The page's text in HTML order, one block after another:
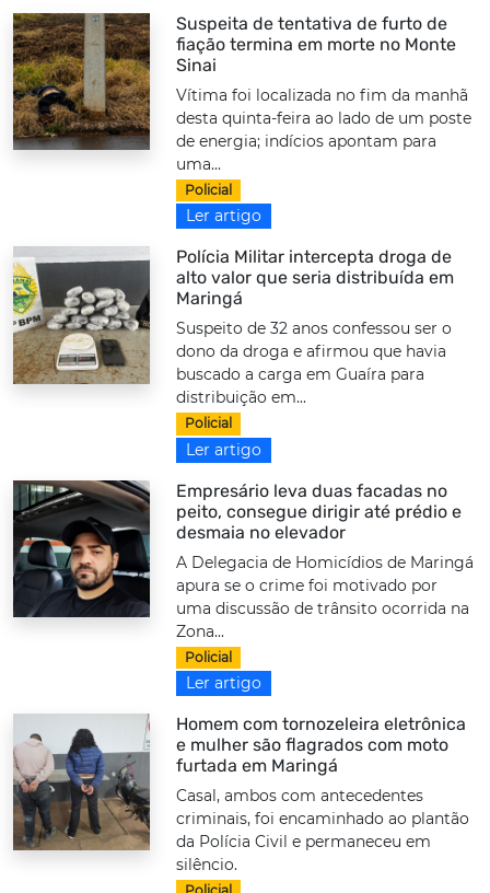
Suspeita de tentativa de furto de
fiação termina em morte no Monte
Sinai
Vítima foi localizada no fim da manhã
desta quinta-feira ao lado de um poste
de energia; indícios apontam para
uma...
Policial
Ler artigo
Polícia Militar intercepta droga de
alto valor que seria distribuída em
Maringá
Suspeito de 32 anos confessou ser o
dono da droga e afirmou que havia
buscado a carga em Guaíra para
distribuição em...
Policial
Ler artigo
Empresário leva duas facadas no
peito, consegue dirigir até prédio e
desmaia no elevador
A Delegacia de Homicídios de Maringá
apura se o crime foi motivado por
uma discussão de trânsito ocorrida na
Zona...
Policial
Ler artigo
Homem com tornozeleira eletrônica
e mulher são flagrados com moto
furtada em Maringá
Casal, ambos com antecedentes
criminais, foi encaminhado ao plantão
da Polícia Civil e permaneceu em
silêncio.